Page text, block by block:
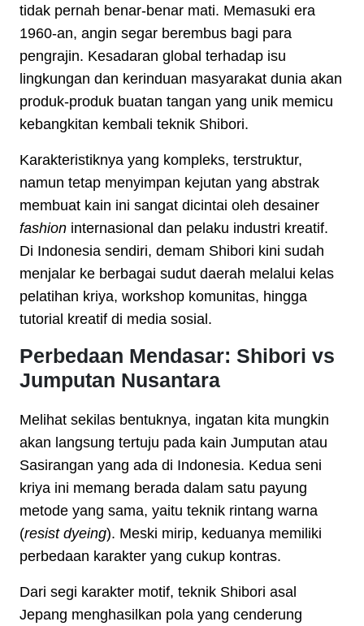
tidak pernah benar-benar mati. Memasuki era
1960-an, angin segar berembus bagi para
pengrajin. Kesadaran global terhadap isu
lingkungan dan kerinduan masyarakat dunia akan
produk-produk buatan tangan yang unik memicu
kebangkitan kembali teknik Shibori.
Karakteristiknya yang kompleks, terstruktur,
namun tetap menyimpan kejutan yang abstrak
membuat kain ini sangat dicintai oleh desainer
fashion internasional dan pelaku industri kreatif.
Di Indonesia sendiri, demam Shibori kini sudah
menjalar ke berbagai sudut daerah melalui kelas
pelatihan kriya, workshop komunitas, hingga
tutorial kreatif di media sosial.
Perbedaan Mendasar: Shibori vs
Jumputan Nusantara
Melihat sekilas bentuknya, ingatan kita mungkin
akan langsung tertuju pada kain Jumputan atau
Sasirangan yang ada di Indonesia. Kedua seni
kriya ini memang berada dalam satu payung
metode yang sama, yaitu teknik rintang warna
(resist dyeing). Meski mirip, keduanya memiliki
perbedaan karakter yang cukup kontras.
Dari segi karakter motif, teknik Shibori asal
Jepang menghasilkan pola yang cenderung